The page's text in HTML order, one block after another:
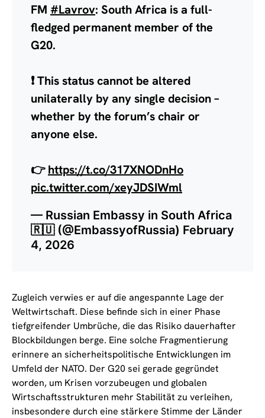
FM #Lavrov: South Africa is a full-
fledged permanent member of the
G20.
❗️ This status cannot be altered
unilaterally by any single decision –
whether by the forum’s chair or
anyone else.
👉https://t.co/317XNODnHo
pic.twitter.com/xeyJDSIWml
— Russian Embassy in South Africa
🇷🇺 (@EmbassyofRussia) February
4, 2026
Zugleich verwies er auf die angespannte Lage der
Weltwirtschaft. Diese befinde sich in einer Phase
tiefgreifender Umbrüche, die das Risiko dauerhafter
Blockbildungen berge. Eine solche Fragmentierung
erinnere an sicherheitspolitische Entwicklungen im
Umfeld der NATO. Der G20 sei gerade gegründet
worden, um Krisen vorzubeugen und globalen
Wirtschaftsstrukturen mehr Stabilität zu verleihen,
insbesondere durch eine stärkere Stimme der Länder